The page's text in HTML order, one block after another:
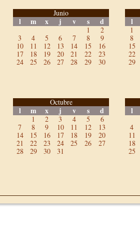
Junio
l m x j v s d
1
2
3
4 5 6 7 8
9
10
11 12 13 14 15
16
17
18 19 20 21 22
23
24
25 26 27 28 29 30
l
1
8
15
22
29
Octubre
l m x j v s d
1 2 3 4 5
6
7
8 9 10 11 12
13
14
15 16 17 18 19
20
21
22 23 24 25 26
27
28
29 30 31
l
4
11
18
25